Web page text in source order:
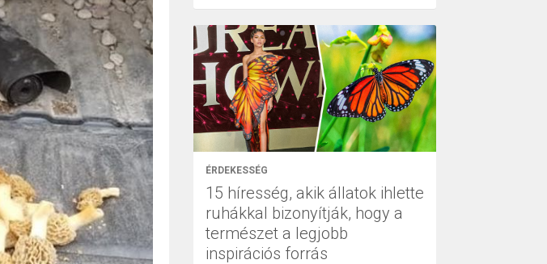
ÉRDEKESSÉG
15 híresség, akik állatok ihlette
ruhákkal bizonyítják, hogy a
természet a legjobb
inspirációs forrás